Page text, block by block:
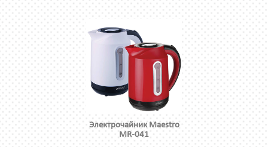
Электрочайник Maestro
MR-041